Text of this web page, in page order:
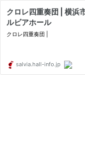
クロレ四重奏団 | 横浜
ルビアホール
クロレ四重奏団 |
salvia.hall-info.jp